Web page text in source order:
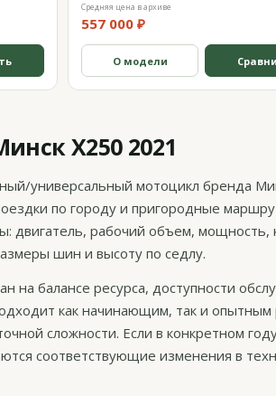
Средняя цена в архиве
557 000 ₽
О модели
X250 2021
универсальный мотоцикл бренда
по городу и пригородные
двигатель, рабочий объем,
шин и высоту по седлу.
на балансе ресурса, доступности
как начинающим, так и
сложности. Если в конкретном
соответствующие изменения в